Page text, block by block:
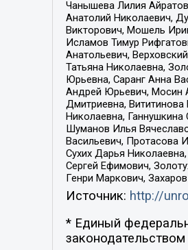
Чанышева Лилия
Анатолий Николаевич,
Викторович, Мошель
Исламов Тимур
Анатольевич,
Татьяна Николаевна,
Юрьевна, Саранг Анна
Андрей Юрьевич, Мосин
Дмитриевна,
Николаевна,
Шуманов Илья
Васильевич, Протасова
Сухих Дарья
Сергей Ефимович,
Генри Маркович,
Источник: http://
* Единый